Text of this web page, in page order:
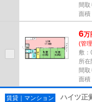
間取
面積
6万
(管
敷：
所
間
面積
賃貸｜マンション ハイツ正